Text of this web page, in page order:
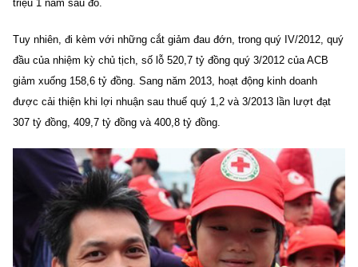
triệu 1 năm sau đó.
Tuy nhiên, đi kèm với những cắt giảm đau đớn, trong quý IV/2012, quý
đầu của nhiệm kỳ chủ tịch, số lỗ 520,7 tỷ đồng quý 3/2012 của ACB
giảm xuống 158,6 tỷ đồng. Sang năm 2013, hoạt động kinh doanh
được cải thiện khi lợi nhuận sau thuế quý 1,2 và 3/2013 lần lượt đạt
307 tỷ đồng, 409,7 tỷ đồng và 400,8 tỷ đồng.